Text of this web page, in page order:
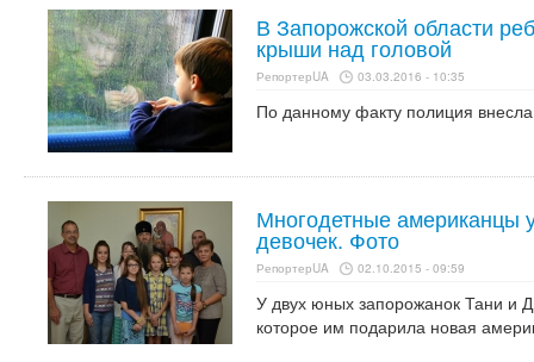
В Запорожской области
крыши над головой
РепортерUA 03.03.2016 - 10:35
По данному факту полиция
Многодетные американцы
девочек. Фото
РепортерUA 02.10.2015 - 09:59
У двух юных запорожанок Тани и
которое им подарила новая